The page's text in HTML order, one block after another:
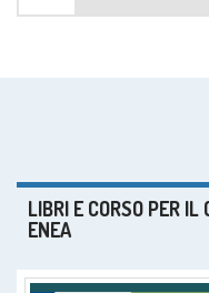
LIBRI E CORSO PER IL
ENEA